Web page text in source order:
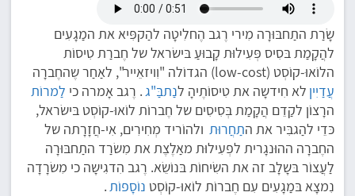
שָׂרַת התַחבּוּרָה מִירי רֶגב הֶחלִיטָה להַקפִּיא את המַגָעִים
להֲקָמַת בּסִיס פְּעִילוּת קָבוּעַ בּישׂראל של חֶברַת טִיסוֹת
הלוֹאוּ-קוֹסְט (low-cost) הגדוֹלה "וִויזאֵייר", לאַחַר שֶהחֶברָה
עֲדַיִין לא חִידשָה את טִיסוֹתֶיהָ לנַתבַּ"ג. רֶגב אָמרה כי לַמרוֹת
הרָצוֹן לקַדֵם הֲקָמַת בְּסִיסִים של חֶברוֹת לוֹאוּ-קוֹסְט בּישׂראל,
כּדֵי להַגבִּיר את התַחֲרוּת ולהוֹריד מְחִירִים, אִי-חֲזָרָתה של
החֶברָה ההוּנגָרית לפְעִילוּת מאַלֶצֶת את מִשׂרַד התַחבּוּרָה
לַעֲצוֹר בּשָלָב זה את השִׂיחוֹת בּנוֹשֵׂא. רֶגב הִדגִישָה כי מִשׂרָדָה
נִמצָא בּמַגָעִים עִם חֶברוֹת לוֹאוּ-קוֹסְט נוֹסָפוֹת.